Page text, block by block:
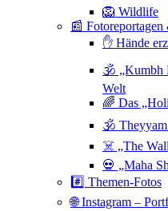
🦁 Wildlife
📰
✋ Hände
🕉 „Kumbh
Welt
🌈 Das
🕉 Theyyam
☠️ „The
💀 „Maha
#️⃣ Themen-Fotos
🌐 Instagram –